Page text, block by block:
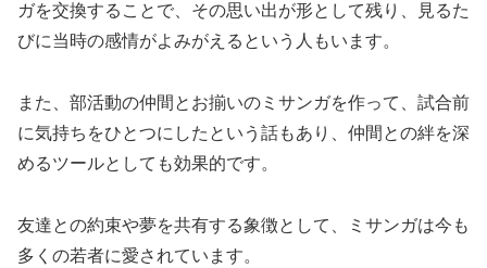
ガを交換することで、その思い出が形として残り、見るた
びに当時の感情がよみがえるという人もいます。
また、部活動の仲間とお揃いのミサンガを作って、試合前
に気持ちをひとつにしたという話もあり、仲間との絆を深
めるツールとしても効果的です。
友達との約束や夢を共有する象徴として、ミサンガは今も
多くの若者に愛されています。